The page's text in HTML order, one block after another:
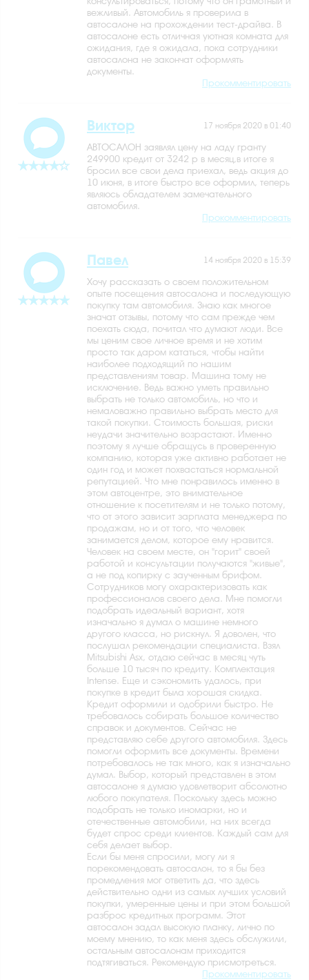
вежливый. Автомобиль я проверила в
автосалоне на прохождении тест-драйва. В
автосалоне есть отличная уютная комната для
ожидания, где я ожидала, пока сотрудники
автосалона не закончат оформлять
документы.
Прокомментировать
17 ноября 2020 в 01:40
Виктор
АВТОСАЛОН заявлял цену на ладу гранту
249900 кредит от 3242 р в месяц,в итоге я
бросил все свои дела приехал, ведь акция до
10 июня, в итоге быстро все оформил, теперь
являюсь обладателем замечательного
автомобиля.
Прокомментировать
14 ноября 2020 в 15:39
Павел
Хочу рассказать о своем положительном
опыте посещения автосалона и последующую
покупку там автомобиля. Знаю как многое
значат отзывы, потому что сам прежде чем
поехать сюда, почитал что думают люди. Все
мы ценим свое личное время и не хотим
просто так даром кататься, чтобы найти
наиболее подходящий по нашим
представлениям товар. Машина тому не
исключение. Ведь важно уметь правильно
выбрать не только автомобиль, но что и
немаловажно правильно выбрать место для
такой покупки. Стоимость большая, риски
неудачи значительно возрастают. Именно
поэтому я лучше обращусь в проверенную
компанию, которая уже активно работает не
один год и может похвастаться нормальной
репутацией. Что мне понравилось именно в
этом автоцентре, это внимательное
отношение к посетителям и не только потому,
что от этого зависит зарплата менеджера по
продажам, но и от того, что человек
занимается делом, которое ему нравится.
Человек на своем месте, он "горит" своей
работой и консультации получаются "живые",
а не под копирку с заученным брифом.
Сотрудников могу охарактеризовать как
профессионалов своего дела. Мне помогли
подобрать идеальный вариант, хотя
изначально я думал о машине немного
другого класса, но рискнул. Я доволен, что
послушал рекомендации специалиста. Взял
Mitsubishi Asx, отдаю сейчас в месяц чуть
больше 10 тысяч по кредиту. Комплектация
Intense. Еще и сэкономить удалось, при
покупке в кредит была хорошая скидка.
Кредит оформили и одобрили быстро. Не
требовалось собирать большое количество
справок и документов. Сейчас не
представляю себе другого автомобиля. Здесь
помогли оформить все документы. Времени
потребовалось не так много, как я изначально
думал. Выбор, который представлен в этом
автосалоне я думаю удовлетворит абсолютно
любого покупателя. Поскольку здесь можно
подобрать не только иномарки, но и
отечественные автомобили, на них всегда
будет спрос среди клиентов. Каждый сам для
себя делает выбор.
Если бы меня спросили, могу ли я
порекомендовать автосалон, то я бы без
промедления мог ответить да, что здесь
действительно одни из самых лучших условий
покупки, умеренные цены и при этом большой
разброс кредитных программ. Этот
автосалон задал высокую планку, лично по
моему мнению, то как меня здесь обслужили,
остальным автосалонам приходится
подтягиваться. Рекомендую присмотреться.
Прокомментировать